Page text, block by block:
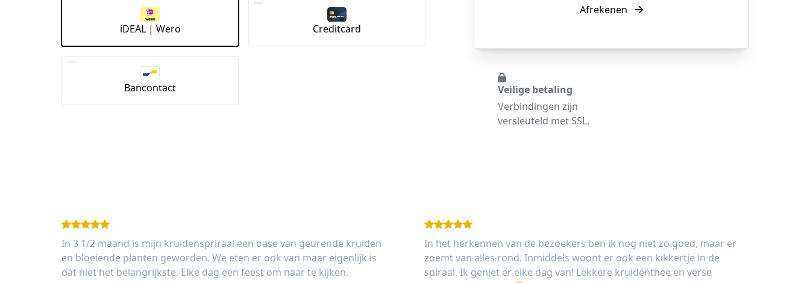
iDEAL | Wero Creditcard
Bancontact
Afrekenen
Veilige betaling
Verbindingen zijn
versleuteld met SSL.
In 3 1/2 maand is mijn kruidenspriraal een oase van geurende kruiden
en bloeiende planten geworden. We eten er ook van maar eigenlijk is
dat niet het belangrijkste. Elke dag een feest om naar te kijken.
In het herkennen van de bezoekers ben ik nog niet zo goed, maar er
zoemt van alles rond. Inmiddels woont er ook een kikkertje in de
spiraal. Ik geniet er elke dag van! Lekkere kruidenthee en verse